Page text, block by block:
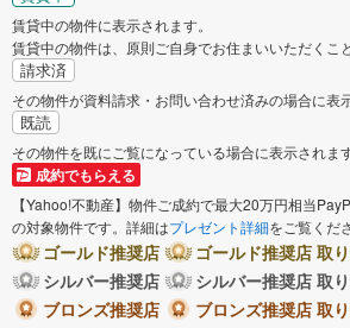
賃貸中の物件に表示されます。
賃貸中の物件は、原則ご自身でお住まいいただくこ
請求済
その物件が資料請求・お問い合わせ済みの場合に表
既読
その物件を既にご覧になっている場合に表示されます
成約でもらえる
【Yahoo!不動産】物件ご成約で最大20万円相当
の対象物件です。詳細はプレゼント詳細をご覧くだ
ゴールド推奨店
ゴールド推奨店 取
シルバー推奨店
シルバー推奨店 取
ブロンズ推奨店
ブロンズ推奨店 取